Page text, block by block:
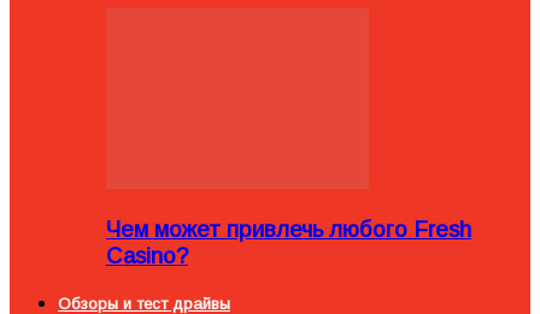
Чем может привлечь любого Fresh
Casino?
Обзоры и тест драйвы